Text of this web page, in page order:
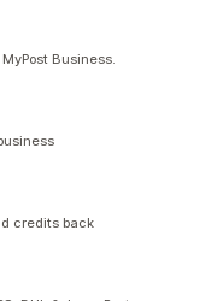
Business.
credits back